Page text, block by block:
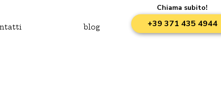
Chiama subito!
blog +39 371 435 4944